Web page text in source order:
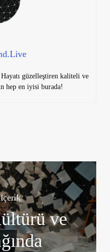
güzelleştiren kaliteli ve
hep en iyisi burada!
ve